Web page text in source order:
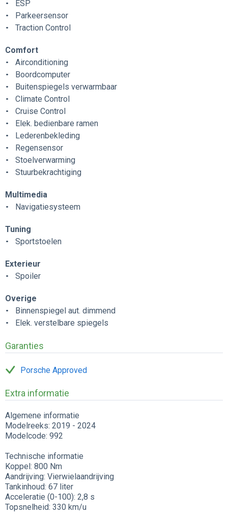
ESP
Parkeersensor
Traction Control
Comfort
Airconditioning
Boordcomputer
Buitenspiegels verwarmbaar
Climate Control
Cruise Control
Elek. bedienbare ramen
Lederenbekleding
Regensensor
Stoelverwarming
Stuurbekrachtiging
Multimedia
Navigatiesysteem
Tuning
Sportstoelen
Exterieur
Spoiler
Overige
Binnenspiegel aut. dimmend
Elek. verstelbare spiegels
Garanties
Porsche Approved
Extra informatie
Algemene informatie
Modelreeks: 2019 - 2024
Modelcode: 992
Technische informatie
Koppel: 800 Nm
Aandrijving: Vierwielaandrijving
Tankinhoud: 67 liter
Acceleratie (0-100): 2,8 s
Topsnelheid: 330 km/u